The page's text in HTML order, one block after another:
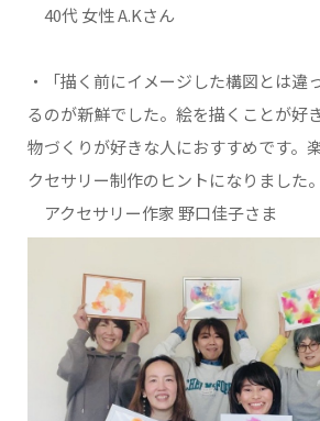
40代 女性 A.Kさん
・「描く前にイメージした構図とは違
るのが新鮮でした。絵を描くことが好
物づくりが好きな人におすすめです。
クセサリー制作のヒントになりました。
アクセサリー作家 野口佳子さま